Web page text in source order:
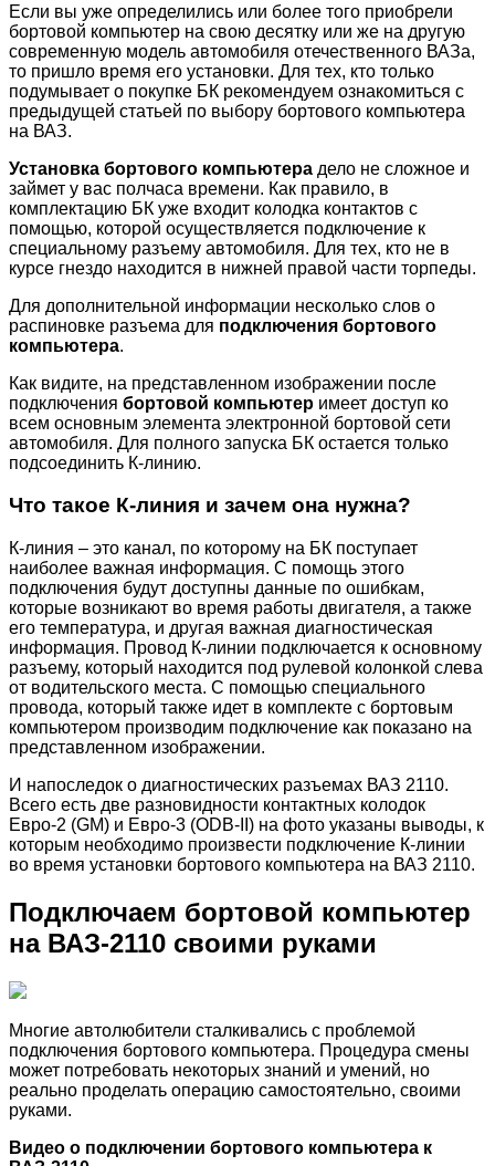
Если вы уже определились или более того приобрели
бортовой компьютер на свою десятку или же на другую
современную модель автомобиля отечественного ВАЗа,
то пришло время его установки. Для тех, кто только
подумывает о покупке БК рекомендуем ознакомиться с
предыдущей статьей по выбору бортового компьютера
на ВАЗ.
Установка бортового компьютера дело не сложное и
займет у вас полчаса времени. Как правило, в
комплектацию БК уже входит колодка контактов с
помощью, которой осуществляется подключение к
специальному разъему автомобиля. Для тех, кто не в
курсе гнездо находится в нижней правой части торпеды.
Для дополнительной информации несколько слов о
распиновке разъема для подключения бортового
компьютера.
Как видите, на представленном изображении после
подключения бортовой компьютер имеет доступ ко
всем основным элемента электронной бортовой сети
автомобиля. Для полного запуска БК остается только
подсоединить К-линию.
Что такое К-линия и зачем она нужна?
К-линия – это канал, по которому на БК поступает
наиболее важная информация. С помощь этого
подключения будут доступны данные по ошибкам,
которые возникают во время работы двигателя, а также
его температура, и другая важная диагностическая
информация. Провод К-линии подключается к основному
разъему, который находится под рулевой колонкой слева
от водительского места. С помощью специального
провода, который также идет в комплекте с бортовым
компьютером производим подключение как показано на
представленном изображении.
И напоследок о диагностических разъемах ВАЗ 2110.
Всего есть две разновидности контактных колодок
Евро-2 (GM) и Евро-3 (ODB-II) на фото указаны выводы, к
которым необходимо произвести подключение К-линии
во время установки бортового компьютера на ВАЗ 2110.
Подключаем бортовой компьютер
на ВАЗ-2110 своими руками
Многие автолюбители сталкивались с проблемой
подключения бортового компьютера. Процедура смены
может потребовать некоторых знаний и умений, но
реально проделать операцию самостоятельно, своими
руками.
Видео о подключении бортового компьютера к